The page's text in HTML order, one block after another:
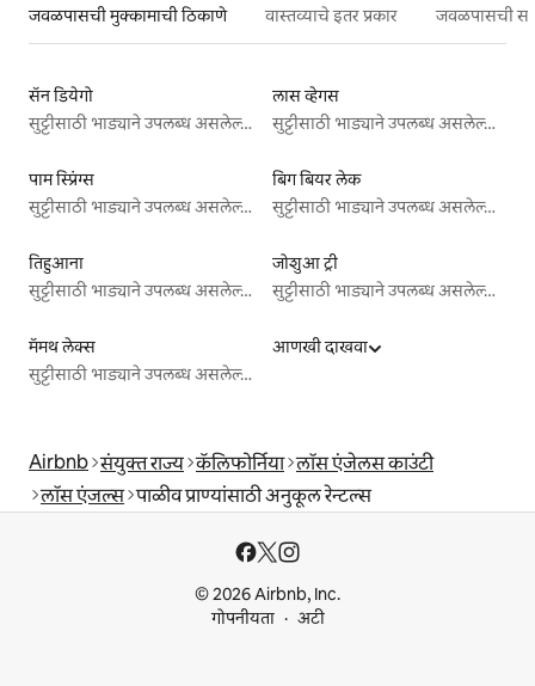
जवळपासची मुक्कामाची ठिकाणे वास्तव्याचे इतर प्रकार जवळपासची
सॅन डियेगो
सुट्टीसाठी भाड्याने उपलब्ध असलेल्या जागा
लास व्हेगस
सुट्टीसाठी भाड्याने उपलब्ध असलेल्या जागा
पाम स्प्रिंग्स
सुट्टीसाठी भाड्याने उपलब्ध असलेल्या जागा
बिग बियर लेक
सुट्टीसाठी भाड्याने उपलब्ध असलेल्या जागा
तिहुआना
सुट्टीसाठी भाड्याने उपलब्ध असलेल्या जागा
जोशुआ ट्री
सुट्टीसाठी भाड्याने उपलब्ध असलेल्या जागा
मॅमथ लेक्स
सुट्टीसाठी भाड्याने उपलब्ध असलेल्या जागा
आणखी दाखवा
Airbnb संयुक्त राज्य कॅलिफोर्निया लॉस एंजेलस काउंटी
लॉस एंजल्स पाळीव प्राण्यांसाठी अनुकूल रेन्टल्स
© 2026 Airbnb, Inc.
गोपनीयता
अटी